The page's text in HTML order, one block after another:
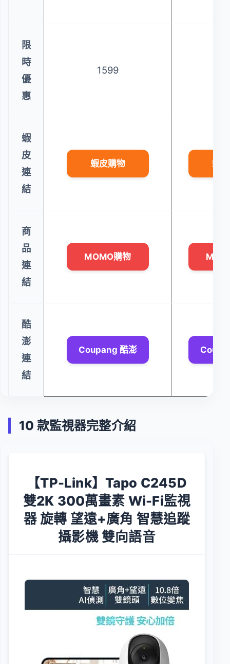
限
時
優
惠
1599
蝦
皮
連
結
蝦皮購物 蝦
商
品
連
結
MOMO購物
酷
澎
連
結
Coupang 酷澎
10 款監視器完整介紹
【TP-Link】Tapo C245D
雙2K 300萬畫素 Wi-Fi監視
器 旋轉 望遠+廣角 智慧追蹤
攝影機 雙向語音